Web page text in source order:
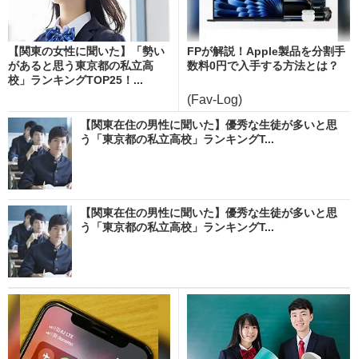
【関東の女性に聞いた】「勢い
があると思う東京都の私立高
校」ランキングTOP25！...
FPが解説！Apple製品を分割手
数料0円で入手する方法とは？
(Fav-Log)
【関東在住の男性に聞いた】優秀な生徒が多いと思
う「東京都の私立高校」ランキングT...
【関東在住の男性に聞いた】優秀な生徒が多いと思
う「東京都の私立高校」ランキングT...